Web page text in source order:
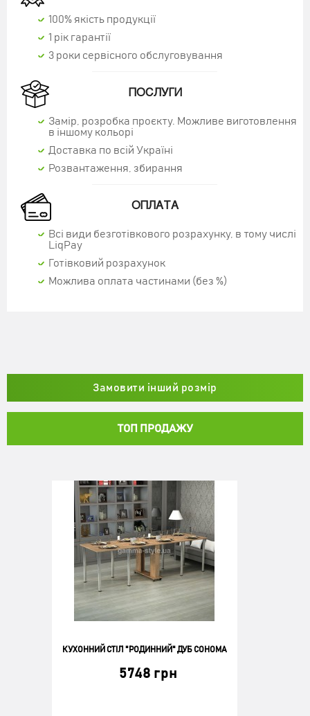
100% якість продукції
1 рік гарантії
3 роки сервісного обслуговування
ПОСЛУГИ
Замір, розробка проєкту. Можливе виготовлення
в іншому кольорі
Доставка по всій Україні
Розвантаження, збирання
ОПЛАТА
Всі види безготівкового розрахунку, в тому числі
LiqPay
Готівковий розрахунок
Можлива оплата частинами (без %)
Замовити інший розмір
ТОП ПРОДАЖУ
КУПИТИ
КУХОННИЙ СТІЛ "РОДИННИЙ" ДУБ СОНОМА
5748 грн